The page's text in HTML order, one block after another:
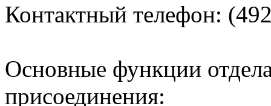
Контактный телефон:
Основные функции
присоединения: